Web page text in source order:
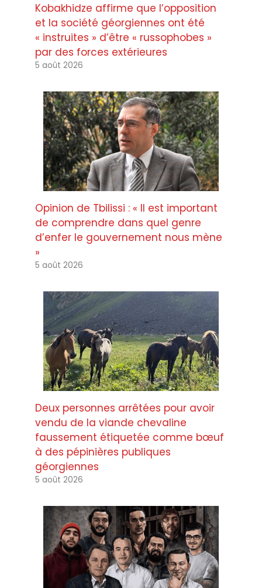
Kobakhidze affirme que l’opposition
et la société géorgiennes ont été
« instruites » d’être « russophobes »
par des forces extérieures
5 août 2026
Opinion de Tbilissi : « Il est important
de comprendre dans quel genre
d’enfer le gouvernement nous mène
»
5 août 2026
Deux personnes arrêtées pour avoir
vendu de la viande chevaline
faussement étiquetée comme bœuf
à des pépinières publiques
géorgiennes
5 août 2026